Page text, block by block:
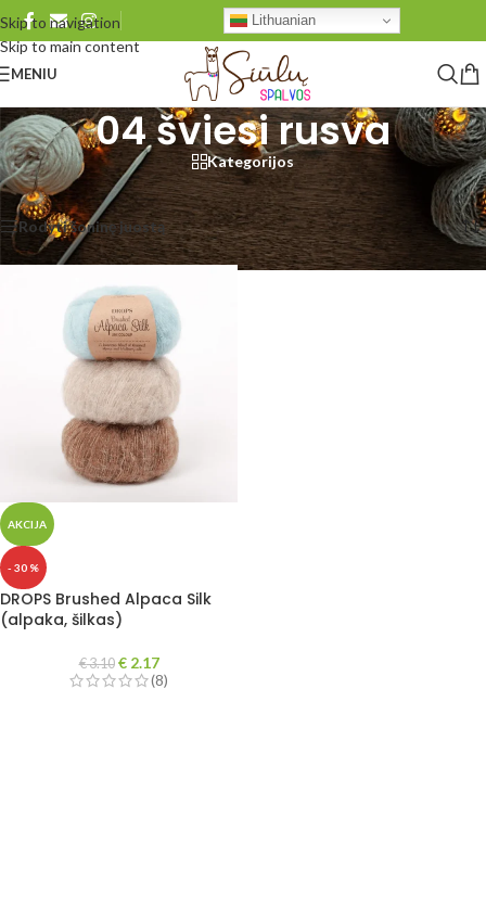
Skip to navigation
Skip to main content
Lithuanian
MENIU
04 šviesi rusva
Kategorijos
Pradžia/Produkto DROPS Brushed/04 šviesi rusva Rezultatų: 1
Rodyti šoninę juostą Rodyti 48 96 Visi
AKCIJA
- 30 %
DROPS Brushed Alpaca Silk
(alpaka, šilkas)
€3.10 €2.17
(8)